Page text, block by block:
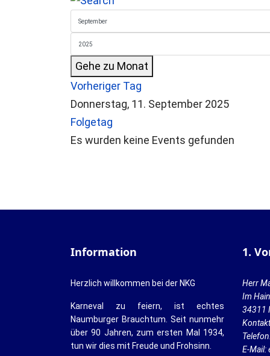
Gehe zu Monat
Vorheriger Tag
Donnerstag, 11. September 2025
Folgetag
Es wurden keine Events gefunden
Information
Herzlich willkommen bei der NKG
Karneval zu feiern, ist echtes
Naumburger Brauchtum. Seit nunmehr
über 90 Jahren, zum ersten Mal 1934,
tun wir dies mit Freude und Frohsinn.
1.
Herr
Im
34311
Kontakt
E-Mail: